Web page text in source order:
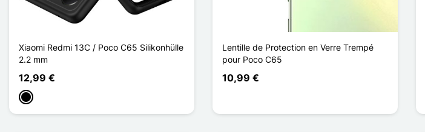
Xiaomi Redmi 13C / Poco C65 Silikonhülle
2.2 mm
12,99 €
Schwarz
Lentille de Protection en Verre Trempé
pour Poco C65
10,99 €